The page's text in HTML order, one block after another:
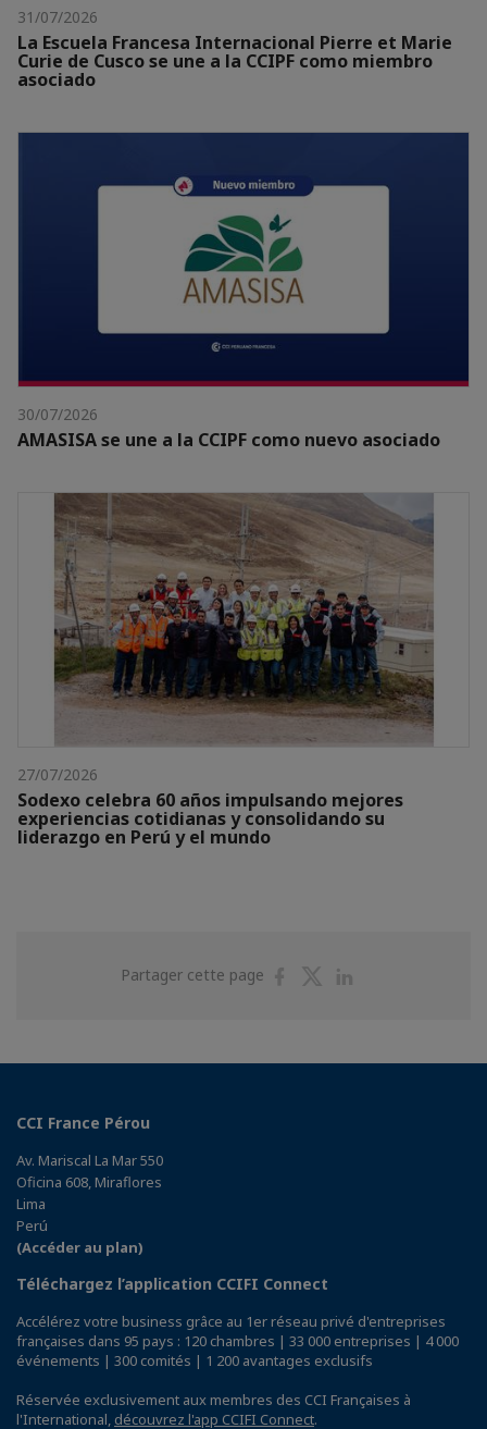
31/07/2026
La Escuela Francesa Internacional Pierre et Marie
Curie de Cusco se une a la CCIPF como miembro
asociado
30/07/2026
AMASISA se une a la CCIPF como nuevo asociado
27/07/2026
Sodexo celebra 60 años impulsando mejores
experiencias cotidianas y consolidando su
liderazgo en Perú y el mundo
Partager cette page
PartagerPartager
CCI France Pérou
Av. Mariscal La Mar 550
Oficina 608, Miraflores
Lima
Perú
(Accéder au plan)
Téléchargez l’application CCIFI Connect
Accélérez votre business grâce au 1er réseau privé d'entreprises
françaises dans 95 pays : 120 chambres | 33 000 entreprises | 4 000
événements | 300 comités | 1 200 avantages exclusifs
Réservée exclusivement aux membres des CCI Françaises à
l'International, découvrez l'app CCIFI Connect.